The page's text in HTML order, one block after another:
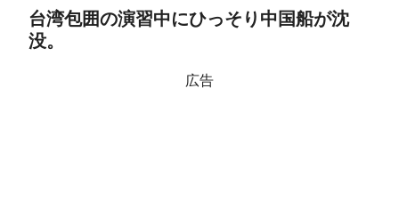
台湾包囲の演習中にひっそり中国船が沈
没。
広告